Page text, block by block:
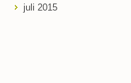
juli 2015